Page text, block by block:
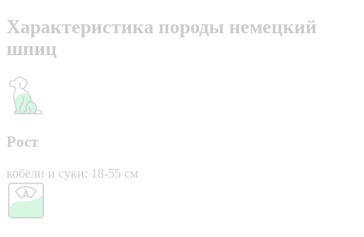
Характеристика породы немецкий
шпиц
Рост
кобели и суки: 18-55 см